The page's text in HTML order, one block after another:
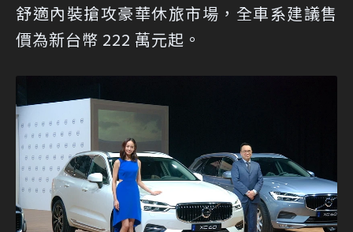
舒適內裝搶攻豪華休旅市場，全車系建議售
價為新台幣 222 萬元起。